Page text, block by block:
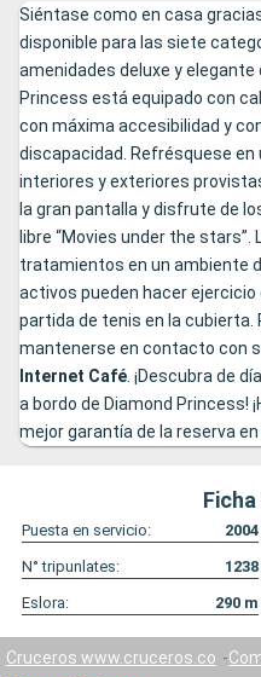
Siéntase como en casa
disponible para las siete
amenidades deluxe y
Princess está equipado con
con máxima accesibilidad y
discapacidad. Refrésquese en
interiores y exteriores
la gran pantalla y disfrute de
libre “Movies under the
tratamientos en un ambiente
activos pueden hacer ejercicio
partida de tenis en la cubierta.
mantenerse en contacto con
Internet Café. ¡Descubra de
a bordo de Diamond Princess!
mejor garantía de la reserva
Puesta en servicio: 2004
N° tripunlates:
1238
Eslora:
290 m
Cruceros www.cruceros.co